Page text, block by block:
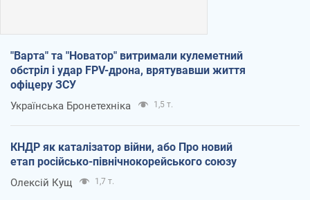
"Варта" та "Новатор" витримали кулеметний
обстріл і удар FPV-дрона, врятувавши життя
офіцеру ЗСУ
Українська Бронетехніка 1,5 т.
КНДР як каталізатор війни, або Про новий
етап російсько-північнокорейського союзу
Олексій Кущ 1,7 т.